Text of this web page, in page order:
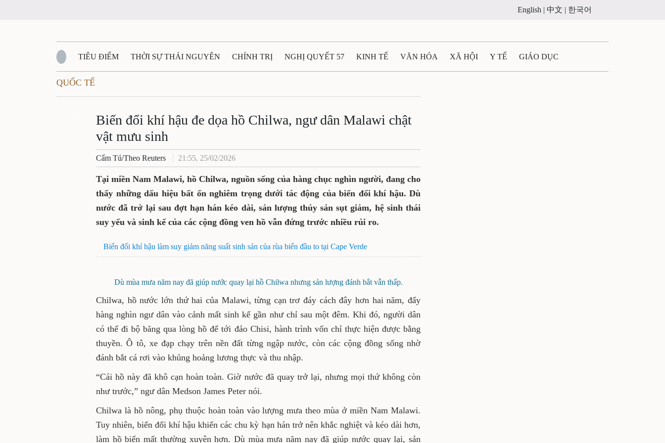
English | 中文 | 한국어
TIÊU ĐIỂM THỜI SỰ THÁI NGUYÊN CHÍNH TRỊ NGHỊ QUYẾT 57 KINH TẾ VĂN HÓA XÃ HỘI Y TẾ GIÁO DỤC
QUỐC PHÒNG - AN NINH
QUÊ HƯƠNG - ĐẤT NƯỚC QUỐC TẾ TÀI NGUYÊN - MÔI TRƯỜNG THỂ THAO THÔNG TIN - QUẢNG CÁO
VĂN BẢN, CHÍNH SÁCH MỚI
QUỐC TẾ
Biến đổi khí hậu đe dọa hồ Chilwa, ngư dân Malawi chật
vật mưu sinh
Cẩm Tú/Theo Reuters 21:55, 25/02/2026
Tại miền Nam Malawi, hồ Chilwa, nguồn sống của hàng chục nghìn người, đang cho
thấy những dấu hiệu bất ổn nghiêm trọng dưới tác động của biến đổi khí hậu. Dù
nước đã trở lại sau đợt hạn hán kéo dài, sản lượng thủy sản sụt giảm, hệ sinh thái
suy yếu và sinh kế của các cộng đồng ven hồ vẫn đứng trước nhiều rủi ro.
Biến đổi khí hậu làm suy giảm năng suất sinh sản của rùa biển đầu to tại Cape Verde
Dù mùa mưa năm nay đã giúp nước quay lại hồ Chilwa nhưng sản lượng đánh bắt vẫn thấp.
Chilwa, hồ nước lớn thứ hai của Malawi, từng cạn trơ đáy cách đây hơn hai năm, đẩy
hàng nghìn ngư dân vào cảnh mất sinh kế gần như chỉ sau một đêm. Khi đó, người dân
có thể đi bộ băng qua lòng hồ để tới đảo Chisi, hành trình vốn chỉ thực hiện được bằng
thuyền. Ô tô, xe đạp chạy trên nền đất từng ngập nước, còn các cộng đồng sống nhờ
đánh bắt cá rơi vào khủng hoảng lương thực và thu nhập.
“Cái hồ này đã khô cạn hoàn toàn. Giờ nước đã quay trở lại, nhưng mọi thứ không còn
như trước,” ngư dân Medson James Peter nói.
Chilwa là hồ nông, phụ thuộc hoàn toàn vào lượng mưa theo mùa ở miền Nam Malawi.
Tuy nhiên, biến đổi khí hậu khiến các chu kỳ hạn hán trở nên khắc nghiệt và kéo dài hơn,
làm hồ biến mất thường xuyên hơn. Dù mùa mưa năm nay đã giúp nước quay lại, sản